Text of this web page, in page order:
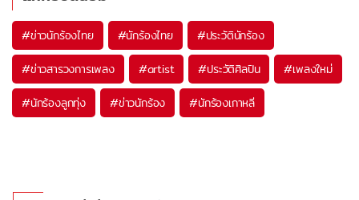
#ข่าวนักร้องไทย #นักร้องไทย #ประวัตินักร้อง
#ข่าวสารวงการเพลง #artist #ประวัติศิลปิน #เพลงใหม่
#นักร้องลูกทุ่ง #ข่าวนักร้อง #นักร้องเกาหลี